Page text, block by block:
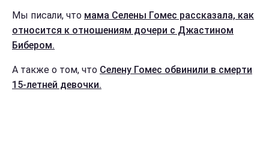
Мы писали, что мама Селены Гомес рассказала, как
относится к отношениям дочери с Джастином
Бибером.
А также о том, что Селену Гомес обвинили в смерти
15-летней девочки.